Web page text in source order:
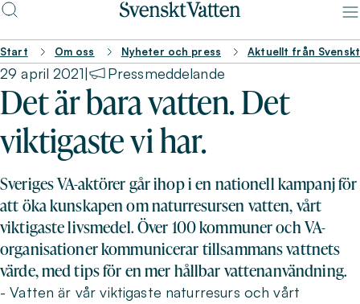
Start Om oss Nyheter och press Aktuellt från
29 april 2021| Pressmeddelande
Det är bara vatten. Det
viktigaste vi har.
Sveriges VA-aktörer går ihop i en nationell kampanj för
att öka kunskapen om naturresursen vatten, vårt
viktigaste livsmedel. Över 100 kommuner och VA-
organisationer kommunicerar tillsammans vattnets
värde, med tips för en mer hållbar vattenanvändning.
- Vatten är vår viktigaste naturresurs och vårt